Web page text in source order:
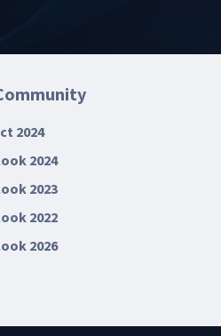
2024
2024
2023
2022
2026